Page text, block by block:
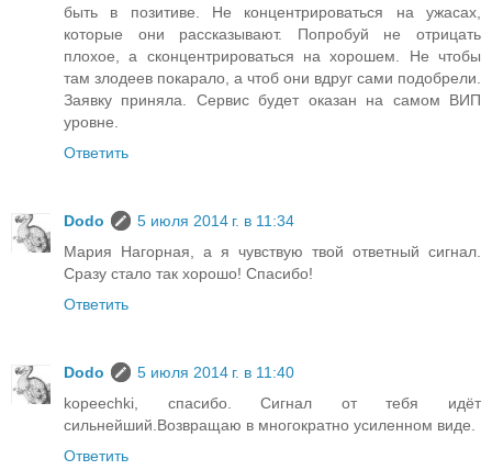
быть в позитиве. Не концентрироваться на ужасах,
которые они рассказывают. Попробуй не отрицать
плохое, а сконцентрироваться на хорошем. Не чтобы
там злодеев покарало, а чтоб они вдруг сами подобрели.
Заявку приняла. Сервис будет оказан на самом ВИП
уровне.
Ответить
Dodo
5 июля 2014 г. в 11:34
Мария Нагорная, а я чувствую твой ответный сигнал.
Сразу стало так хорошо! Спасибо!
Ответить
Dodo
5 июля 2014 г. в 11:40
kopeechki, спасибо. Сигнал от тебя идёт
сильнейший.Возвращаю в многократно усиленном виде.
Ответить